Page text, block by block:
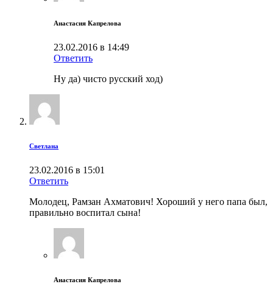
Анастасия Капрелова
23.02.2016 в 14:49
Ответить
Ну да) чисто русский ход)
Светлана
23.02.2016 в 15:01
Ответить
Молодец, Рамзан Ахматович! Хороший у него папа был,
правильно воспитал сына!
Анастасия Капрелова